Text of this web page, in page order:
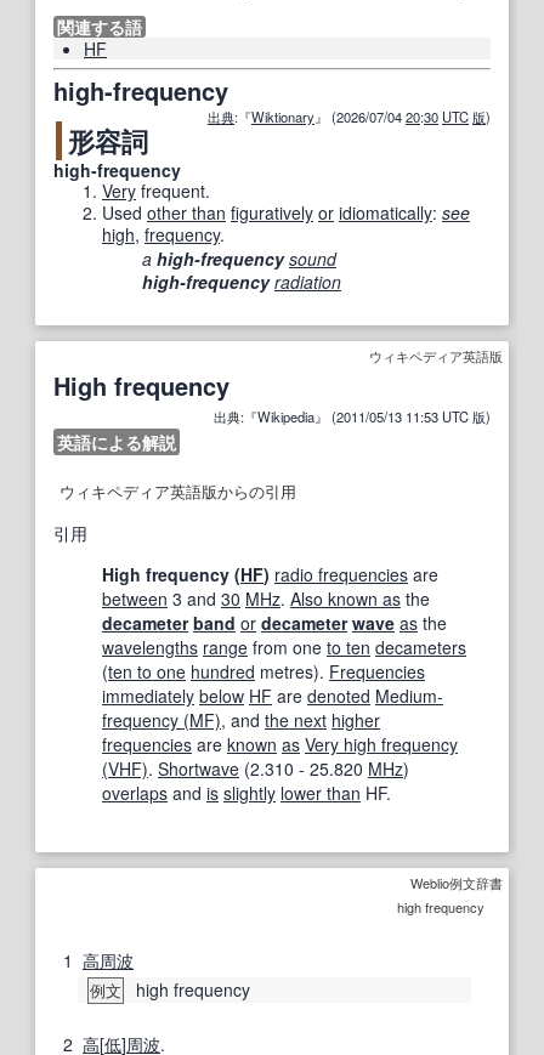
関連する語
HF
high-frequency
出典:『Wiktionary』 (2026/07/0420:30 UTC 版)
形容詞
high-frequency
Very frequent.
Used other than figuratively or idiomatically: see
high,‎ frequency.
a high-frequency sound
high-frequency radiation
ウィキペディア英語版
High frequency
出典:『Wikipedia』 (2011/05/13 11:53 UTC 版)
英語による解説
ウィキペディア英語版からの引用
引用
High frequency (HF) radio frequencies are
between 3 and 30 MHz. Also known as the
decameter band or decameter wave as the
wavelengths range from one to ten decameters
(ten to one hundred metres). Frequencies
immediately below HF are denoted Medium-
frequency (MF), and the next higher
frequencies are known as Very high frequency
(VHF). Shortwave (2.310 - 25.820 MHz)
overlaps and is slightly lower than HF.
Weblio例文辞書
high frequency
1 高周波
例文 high frequency
2 高[低]周波.